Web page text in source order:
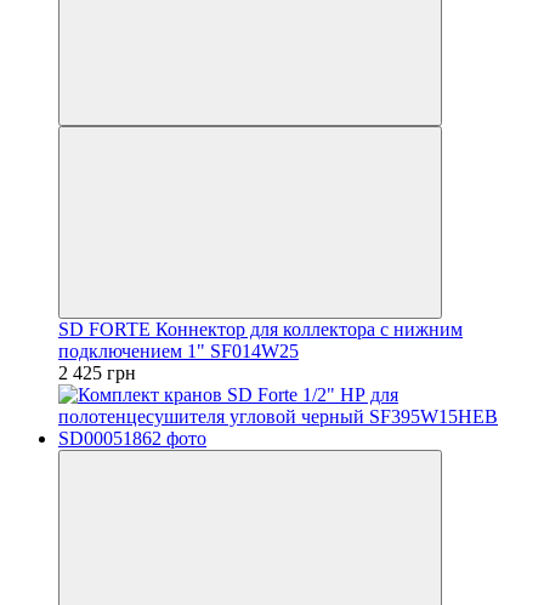
SD FORTE Коннектор для коллектора c нижним
подключением 1" SF014W25
2 425 грн